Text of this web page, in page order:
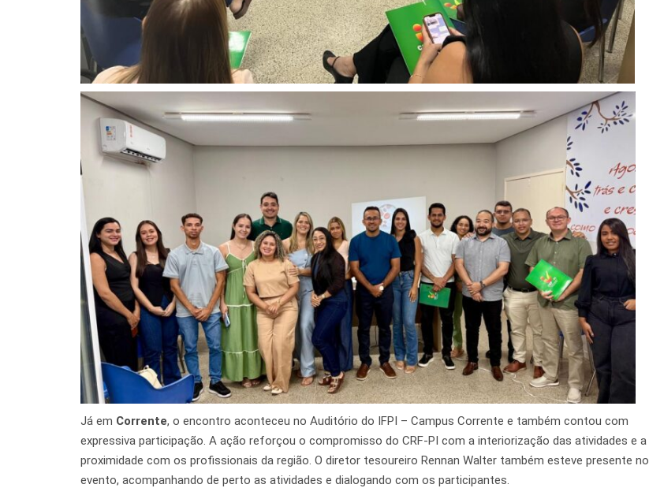
Já em Corrente, o encontro aconteceu no Auditório do IFPI – Campus Corrente e também contou com
expressiva participação. A ação reforçou o compromisso do CRF-PI com a interiorização das atividades e a
proximidade com os profissionais da região. O diretor tesoureiro Rennan Walter também esteve presente no
evento, acompanhando de perto as atividades e dialogando com os participantes.